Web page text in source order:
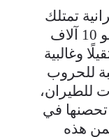
تمتلك
قوة بشرية يمكن أن تصل إلى نحو 10 آلاف
وغالبية
للحروب
للطيران،
تحصنها في
هذه